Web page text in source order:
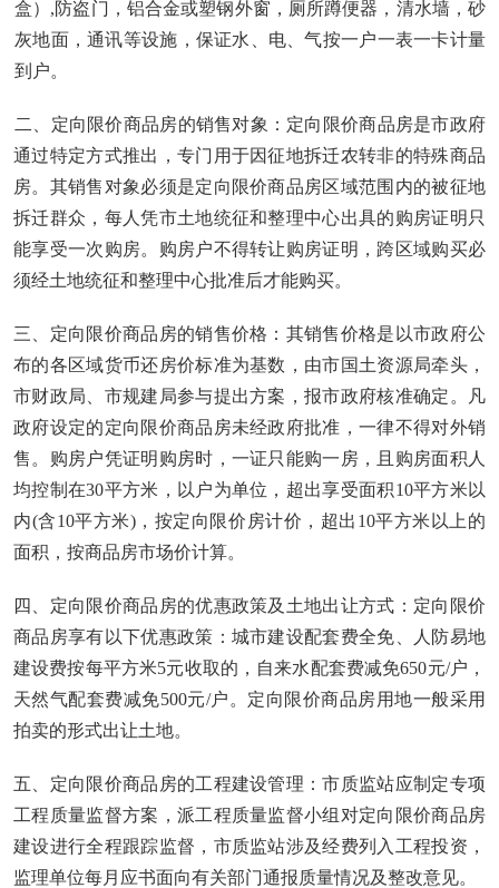
盒）,防盗门，铝合金或塑钢外窗，厕所蹲便器，清水墙，砂
灰地面，通讯等设施，保证水、电、气按一户一表一卡计量
到户。
二、定向限价商品房的销售对象：定向限价商品房是市政府
通过特定方式推出，专门用于因征地拆迁农转非的特殊商品
房。其销售对象必须是定向限价商品房区域范围内的被征地
拆迁群众，每人凭市土地统征和整理中心出具的购房证明只
能享受一次购房。购房户不得转让购房证明，跨区域购买必
须经土地统征和整理中心批准后才能购买。
三、定向限价商品房的销售价格：其销售价格是以市政府公
布的各区域货币还房价标准为基数，由市国土资源局牵头，
市财政局、市规建局参与提出方案，报市政府核准确定。凡
政府设定的定向限价商品房未经政府批准，一律不得对外销
售。购房户凭证明购房时，一证只能购一房，且购房面积人
均控制在30平方米，以户为单位，超出享受面积10平方米以
内(含10平方米)，按定向限价房计价，超出10平方米以上的
面积，按商品房市场价计算。
四、定向限价商品房的优惠政策及土地出让方式：定向限价
商品房享有以下优惠政策：城市建设配套费全免、人防易地
建设费按每平方米5元收取的，自来水配套费减免650元/户，
天然气配套费减免500元/户。定向限价商品房用地一般采用
拍卖的形式出让土地。
五、定向限价商品房的工程建设管理：市质监站应制定专项
工程质量监督方案，派工程质量监督小组对定向限价商品房
建设进行全程跟踪监督，市质监站涉及经费列入工程投资，
监理单位每月应书面向有关部门通报质量情况及整改意见。